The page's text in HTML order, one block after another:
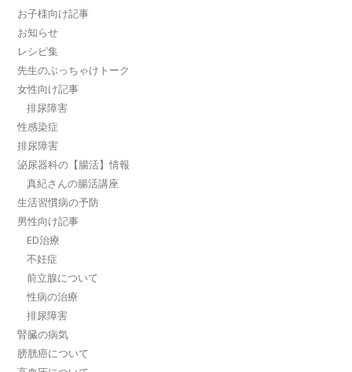
お子様向け記事
お知らせ
レシピ集
先生のぶっちゃけトーク
女性向け記事
排尿障害
性感染症
排尿障害
泌尿器科の【腸活】情報
真紀さんの腸活講座
生活習慣病の予防
男性向け記事
ED治療
不妊症
前立腺について
性病の治療
排尿障害
腎臓の病気
膀胱癌について